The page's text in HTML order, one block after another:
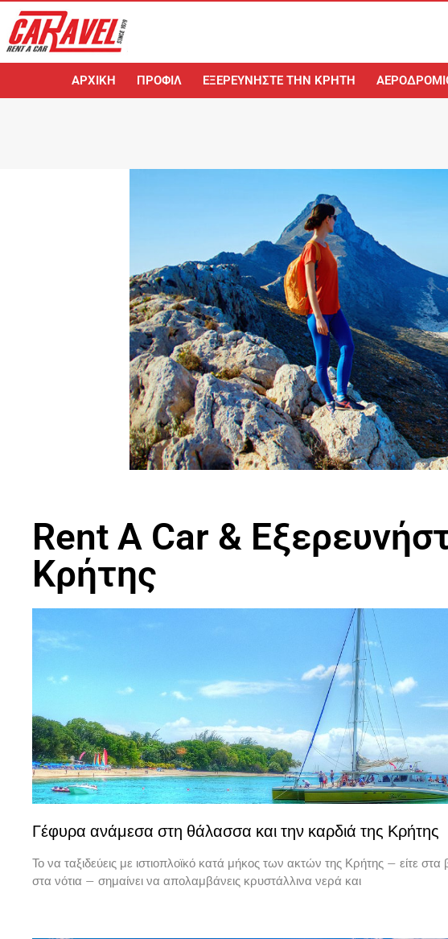
ΑΡΧΙΚΉ ΠΡΟΦΊΛ ΕΞΕΡΕΥΝΉΣΤΕ ΤΗΝ ΚΡΉΤΗ
Rent A Car &
Κρήτης
Γέφυρα ανάμεσα στη θάλασσα και την καρδιά της Κρήτης
Το να ταξιδεύεις με ιστιοπλοϊκό κατά μήκος των ακτών της Κρήτης — είτε στα
στα νότια — σημαίνει να απολαμβάνεις κρυστάλλινα νερά και